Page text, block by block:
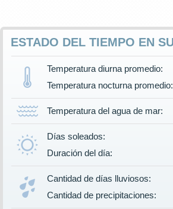
ESTADO DEL TIEMPO EN
Temperatura diurna promedio:
Temperatura nocturna promedio:
Temperatura del agua de mar:
Días soleados:
Duración del día:
Cantidad de días lluviosos:
Cantidad de precipitaciones: